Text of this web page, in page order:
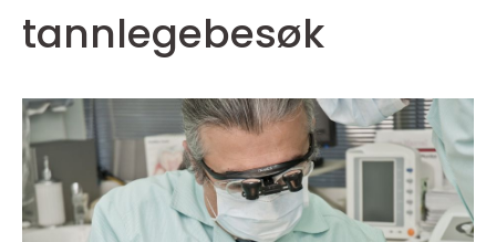
tannlegebesøk